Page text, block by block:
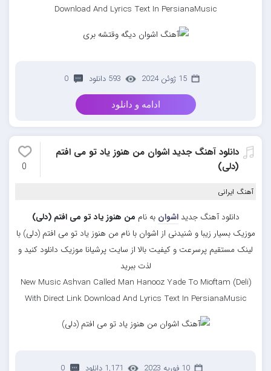
Download And Lyrics Text In PersianaMusic
15 ژوئن 2024 593 دانلود 0
ادامه و دانلود
دانلود آهنگ جدید اشوان من هنوز یاد تو می افتم
(دلی)
0
آهنگ ایرانی
دانلود آهنگ جدیداشوان به نام من هنوز یاد تو می افتم (دلی)
موزیک بسیار زیبا و شنیدنی از اشوان با نام من هنوز یاد تو می افتم (دلی) با
لینک مستقیم پرسرعت و کیفیت بالا از سایت پرشیانا موزیک دانلود کنید و
لذت ببرید
New Music Ashvan Called Man Hanooz Yade To Mioftam (Deli)
With Direct Link Download And Lyrics Text In PersianaMusic
10 فوریه 2023 1,171 دانلود 0